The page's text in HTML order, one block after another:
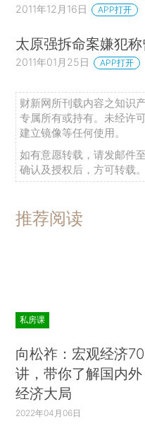
2011年12月16日 APP打开
太原强拆命案嫌犯
2011年01月25日 APP打开
财新网所刊载内容之知识
专属所有或持有。未经许
建立镜像等任何使用。
如有意愿转载，请发邮件至
确认及授权后，方可转载。
推荐阅读
私房课
向松祚：宏观经济70
讲，带你了解国内外
经济大局
2022年04月06日